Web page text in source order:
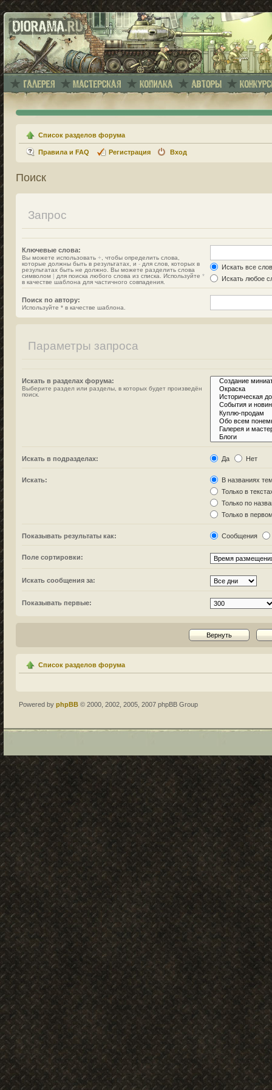
Список разделов форума
Правила и FAQ Регистрация Вход
Поиск
Запрос
Ключевые слова:
Вы можете использовать + , чтобы определить слова,
которые должны быть в результатах, и - для слов, которых в
результатах быть не должно. Вы можете разделить слова
символом | для поиска любого слова из списка. Используйте *
в качестве шаблона для частичного совпадения.
Искать все
Искать любое
Поиск по автору:
Используйте * в качестве шаблона.
Параметры запроса
Искать в разделах форума:
Выберите раздел или разделы, в которых будет произведён
поиск.
Искать в подразделах: Да Нет
Искать:
В названиях
Только в
Только по
Только в
Показывать результаты как: Сообщения
Поле сортировки:
Искать сообщения за:
Показывать первые:
Список разделов форума
Powered by phpBB © 2000, 2002, 2005, 2007 phpBB Group